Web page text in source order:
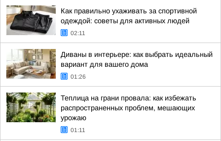
Как правильно ухаживать за спортивной
одеждой: советы для активных людей
02:11
Диваны в интерьере: как выбрать идеальный
вариант для вашего дома
01:26
Теплица на грани провала: как избежать
распространенных проблем, мешающих
урожаю
01:11